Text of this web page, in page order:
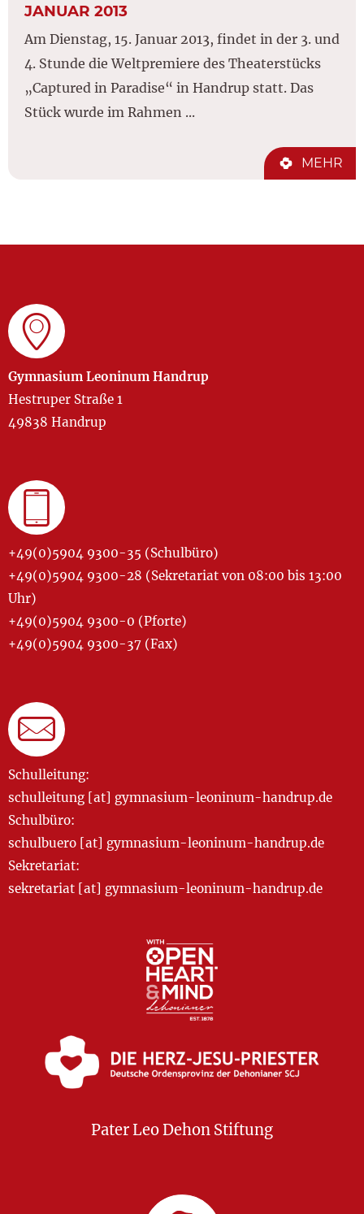
JANUAR 2013
Am Dienstag, 15. Januar 2013, findet in der 3. und
4. Stunde die Weltpremiere des Theaterstücks
„Captured in Paradise“ in Handrup statt. Das
Stück wurde im Rahmen ...
MEHR
Gymnasium Leoninum Handrup
Hestruper Straße 1
49838 Handrup
+49(0)5904 9300-35 (Schulbüro)
+49(0)5904 9300-28 (Sekretariat von 08:00 bis 13:00
Uhr)
+49(0)5904 9300-0 (Pforte)
+49(0)5904 9300-37 (Fax)
Schulleitung:
schulleitung [at] gymnasium-leoninum-handrup.de
Schulbüro:
schulbuero [at] gymnasium-leoninum-handrup.de
Sekretariat:
sekretariat [at] gymnasium-leoninum-handrup.de
Pater Leo Dehon Stiftung